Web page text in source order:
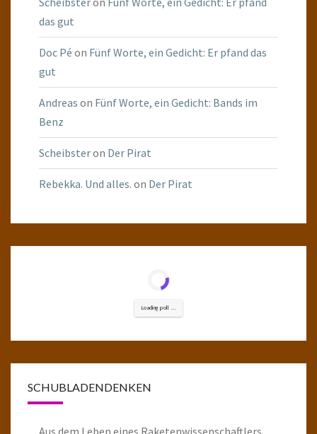
das gut
Doc Pé on Fünf Worte, ein Gedicht: Er pfand das
gut
Andreas on Fünf Worte, ein Gedicht: Bands im
Benz
Scheibsteron Der Pirat
Rebekka. Und alles. on Der Pirat
Loading poll ...
SCHUBLADENDENKEN
Aus dem Leben eines Raketenwissenschaftlers